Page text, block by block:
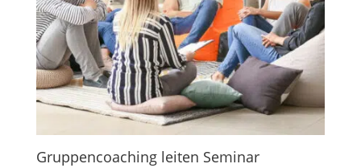
Gruppencoaching leiten Seminar